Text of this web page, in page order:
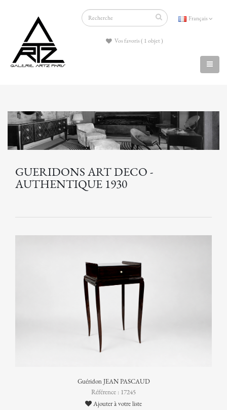
Français
Vos favoris ( 1 objet )
GUERIDONS ART DECO -
AUTHENTIQUE 1930
Guéridon JEAN PASCAUD
Référence : 17245
Ajouter à votre liste